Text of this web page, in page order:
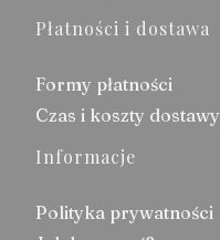
Płatności i dostawa
Formy płatności
Czas i koszty dostawy
Informacje
Polityka prywatności